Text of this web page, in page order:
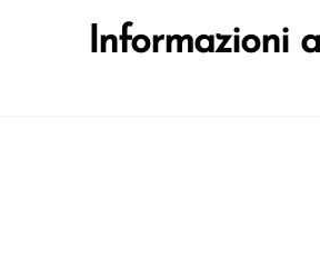
Informazioni